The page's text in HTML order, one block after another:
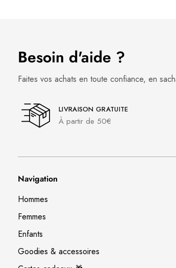
Besoin d'aide ?
Faites vos achats en toute confiance, en
LIVRAISON GRATUITE
À partir de 50€
Navigation
Hommes
Femmes
Enfants
Goodies & accessoires